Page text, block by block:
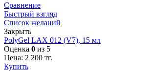
Сравнение
Быстрый взгляд
Список желаний
Закрыть
PolyGel LAX 012 (V7), 15 мл
Оценка 0 из 5
Цена: 2 200 тг.
Купить